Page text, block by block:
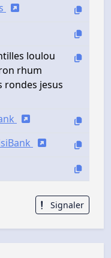
loulou
rhum
rondes jesus
Signaler